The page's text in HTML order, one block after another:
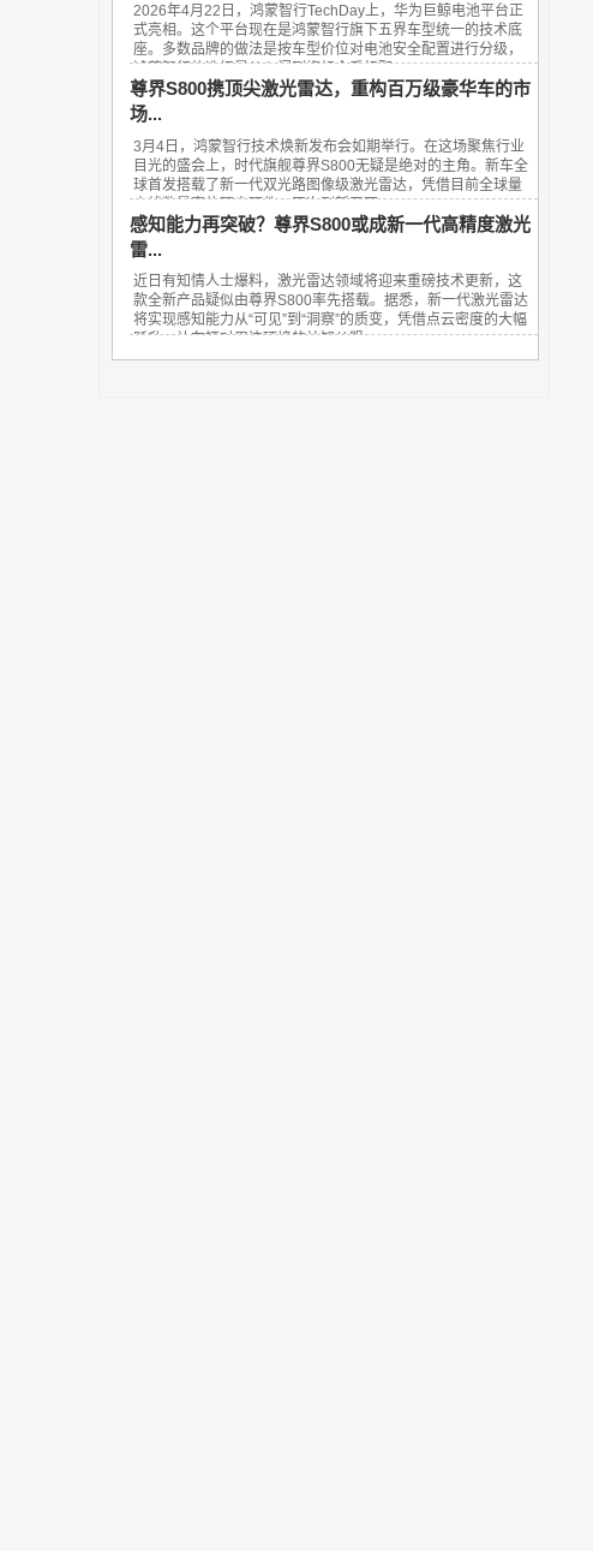
2026年4月22日，鸿蒙智行TechDay上，华为巨鲸电池平台正
式亮相。这个平台现在是鸿蒙智行旗下五界车型统一的技术底
座。多数品牌的做法是按车型价位对电池安全配置进行分级，
鸿蒙智行的选择是从入门到旗舰全系标配...
尊界S800携顶尖激光雷达，重构百万级豪华车的市
场...
3月4日，鸿蒙智行技术焕新发布会如期举行。在这场聚焦行业
目光的盛会上，时代旗舰尊界S800无疑是绝对的主角。新车全
球首发搭载了新一代双光路图像级激光雷达，凭借目前全球量
产线数最高的顶尖硬件，再次刷新了百...
感知能力再突破？尊界S800或成新一代高精度激光
雷...
近日有知情人士爆料，激光雷达领域将迎来重磅技术更新，这
款全新产品疑似由尊界S800率先搭载。据悉，新一代激光雷达
将实现感知能力从“可见”到“洞察”的质变，凭借点云密度的大幅
跃升，让车辆对周边环境的认知从粗...